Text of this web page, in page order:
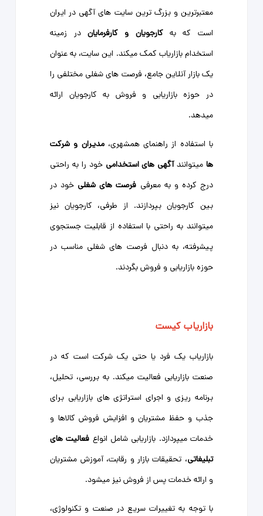
معتبرترین و بزرگ ‌ترین سایت‌ های آگهی در ایران
است که بهکارجویان و کارفرمایان در زمینه
استخدام بازاریاب کمک میکند. این سایت، به عنوان
یک بازار آنلاین جامع، فرصت های شغلی مختلفی را
در حوزه بازاریابی و فروش به کارجویان ارائه
میدهد.
با استفاده از راهنمای همشهری،مدیران و شرکت
ها میتوانندآگهی های استخدامی خود را به راحتی
درج کرده و به معرفی فرصت های شغلی خود در
بین کارجویان بپردازند. از طرفی، کارجویان نیز
میتوانند به راحتی با استفاده از قابلیت جستجوی
پیشرفته، به دنبال فرصت های شغلی مناسب در
حوزه بازاریابی و فروش بگردند.
بازاریاب کیست
بازاریاب یک فرد یا حتی یک شرکت است که در
صنعت بازاریابی فعالیت میکند. به بررسی، تحلیل،
برنامه ‌ریزی و اجرای استراتژی ‌های بازاریابی برای
جذب و حفظ مشتریان و افزایش فروش کالاها و
خدمات میپردازد. بازاریابی شامل انواع فعالیت ‌های
تبلیغاتی، تحقیقات بازار و رقابت، آموزش مشتریان
و ارائه خدمات پس از فروش نیز میشود.
با توجه به تغییرات سریع در صنعت و تکنولوژی،